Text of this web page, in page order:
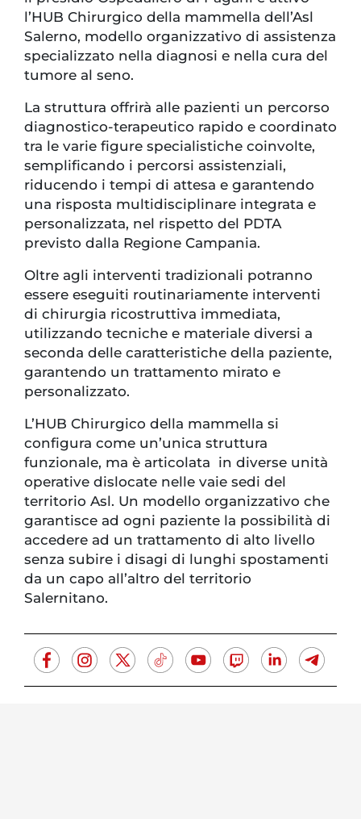
l’HUB Chirurgico della mammella dell’Asl
Salerno, modello organizzativo di assistenza
specializzato nella diagnosi e nella cura del
tumore al seno.
La struttura offrirà alle pazienti un percorso
diagnostico-terapeutico rapido e coordinato
tra le varie figure specialistiche coinvolte,
semplificando i percorsi assistenziali,
riducendo i tempi di attesa e garantendo
una risposta multidisciplinare integrata e
personalizzata, nel rispetto del PDTA
previsto dalla Regione Campania.
Oltre agli interventi tradizionali potranno
essere eseguiti routinariamente interventi
di chirurgia ricostruttiva immediata,
utilizzando tecniche e materiale diversi a
seconda delle caratteristiche della paziente,
garantendo un trattamento mirato e
personalizzato.
L’HUB Chirurgico della mammella si
configura come un’unica struttura
funzionale, ma è articolata in diverse unità
operative dislocate nelle vaie sedi del
territorio Asl. Un modello organizzativo che
garantisce ad ogni paziente la possibilità di
accedere ad un trattamento di alto livello
senza subire i disagi di lunghi spostamenti
da un capo all’altro del territorio
Salernitano.